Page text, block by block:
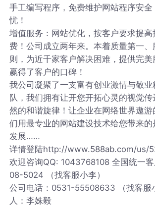
手工编写程序，免费维护网站程序安
忧！
增值服务：网站优化，按客户要求提
费！公司成立两年来。本着质量第一
则，为近千家客户解决困难，提供完
赢得了客户的口碑！
我公司凝聚了一支富有创业激情与敬业
队，我们拥有让开您开拓心灵的视觉传
然的和谐旋律！让企业在网络世界遨
们用最专业的网站建设技术给您带来
发展……
详情登陆http://www.588ab.com/us/
欢迎咨询QQ: 1043768108 全国统一
08-5024 （找客服小李）
公司电话：0531-55508633 （找客服
人：李姝毅